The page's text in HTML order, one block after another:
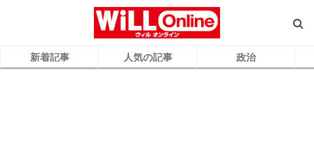
新着記事 人気の記事 政治